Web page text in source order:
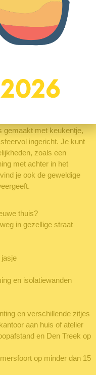
50 meter diep.
om lekker lang buiten te
liefhebber haalt hier
inrichten; voldoende
gemaakt met keukentje,
ingericht. Je kunt
zoals een
met achter in het
je ook de geweldige
thuis?
in gezellige straat
en isolatiewanden
en verschillende zitjes
aan huis of atelier
en Den Treek op
op minder dan 15